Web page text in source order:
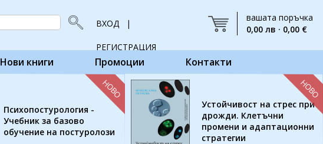
вашата поръчка
0,00 лв · 0,00 €
ВХОД |
РЕГИСТРАЦИЯ
Нови книги Промоции Контакти
Психопостурология -
Учебник за базово
обучение на постуролози
НОВО
Устойчивост на стрес при
дрожди. Клетъчни
промени и адаптационни
стратегии
НОВО